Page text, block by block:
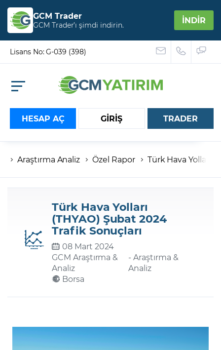
GCM Trader
GCM Trader’ı şimdi indirin. İNDİR
Lisans No: G-039 (398)
HESAP AÇ GİRİŞ
Hesap numaranız
Şifreniz
Şifremi Unuttum
TRADER
Araştırma Analiz Özel Rapor Türk Hava Yolları
Türk Hava Yolları
(THYAO) Şubat 2024
Trafik Sonuçları
08 Mart 2024
GCM Araştırma &
Analiz
- Araştırma &
Analiz
Borsa